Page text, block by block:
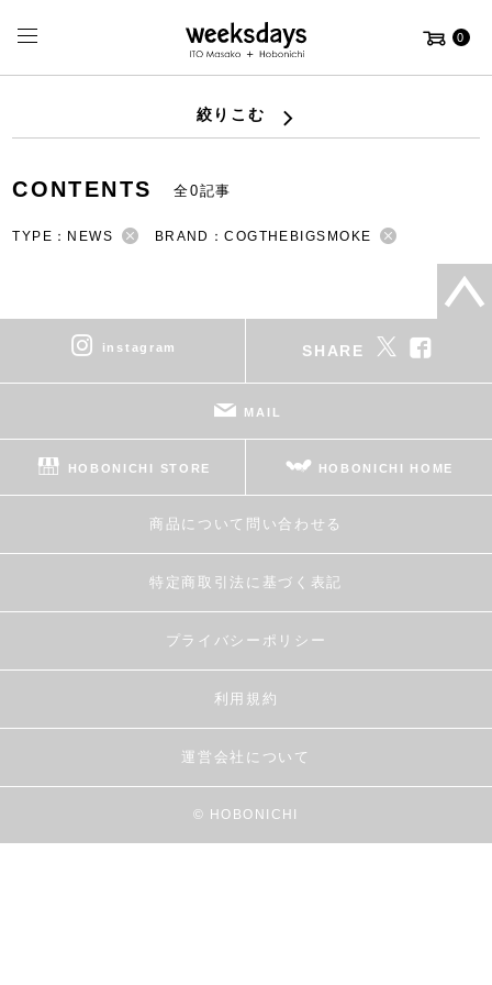
0
絞りこむ
CONTENTS 全0記事
TYPE：NEWS BRAND：COGTHEBIGSMOKE
instagram SHARE
MAIL
HOBONICHI STORE HOBONICHI HOME
商品について問い合わせる
特定商取引法に基づく表記
プライバシーポリシー
利用規約
運営会社について
© HOBONICHI